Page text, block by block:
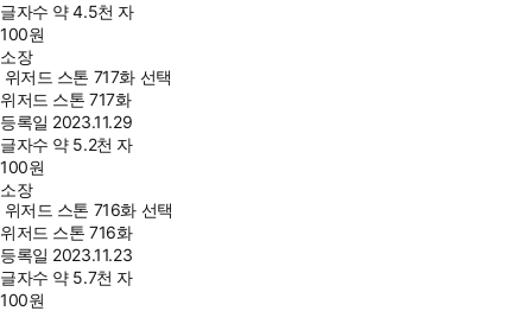
글자수 약 4.5천 자
100원
소장
위저드 스톤 717화 선택
위저드 스톤 717화
등록일 2023.11.29
글자수 약 5.2천 자
100원
소장
위저드 스톤 716화 선택
위저드 스톤 716화
등록일 2023.11.23
글자수 약 5.7천 자
100원